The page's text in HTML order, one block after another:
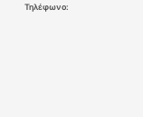
Τηλέφωνο: